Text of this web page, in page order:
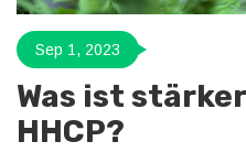
Sep 1, 2023
Was ist
HHCP?